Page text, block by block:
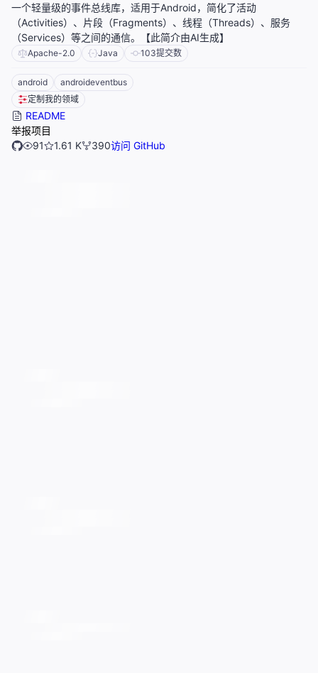
一个轻量级的事件总线库，适用于Android，简化了活动
（Activities）、片段（Fragments）、线程（Threads）、服务
（Services）等之间的通信。【此简介由AI生成】
Apache-2.0 Java 103提交数
android
androideventbus
定制我的领域
README
举报项目
91
1.61 K 390访问 GitHub